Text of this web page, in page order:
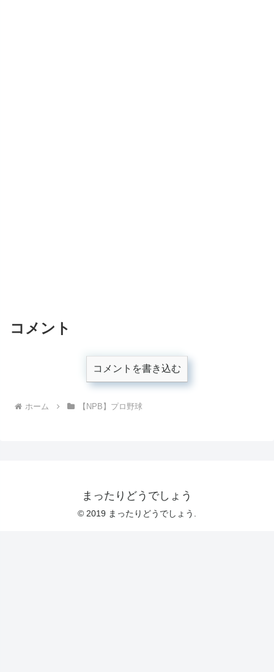
コメント
コメントを書き込む
ホーム 【NPB】プロ野球
まったりどうでしょう
© 2019 まったりどうでしょう.